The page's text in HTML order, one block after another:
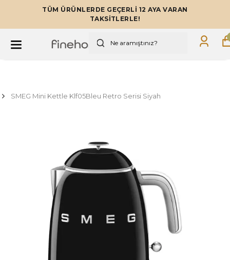
TÜM ÜRÜNLERDE GEÇERLİ 12 AYA VARAN
TAKSİTLERLE!
SMEG Mini Kettle Klf05Bleu Retro Serisi Siyah